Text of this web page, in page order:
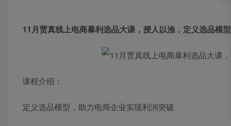
11月贾真线上电商暴利选品大课，授人以渔，定义选品模型
课程介绍：
定义选品模型，助力电商企业实现利润突破